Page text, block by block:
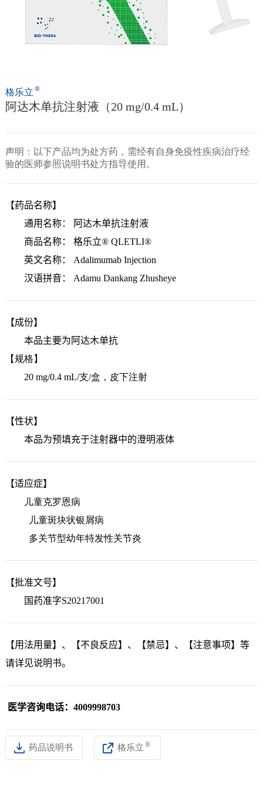
格乐立 ®
阿达木单抗注射液（20 mg/0.4 mL）
声明：以下产品均为处方药，需经有自身免疫性疾病治疗经
验的医师参照说明书处方指导使用。
【药品名称】
通用名称：
阿达木单抗注射液
商品名称：
格乐立® QLETLI®
英文名称： Adalimumab Injection
汉语拼音： Adamu Dankang Zhusheye
【成份】
本品主要为阿达木单抗
【规格】
20 mg/0.4 mL/支/盒，皮下注射
【性状】
本品为预填充于注射器中的澄明液体
【适应症】
儿童克罗恩病
儿童斑块状银屑病
多关节型幼年特发性关节炎
【批准文号】
国药准字S20217001
【用法用量】、【不良反应】、【禁忌】、【注意事项】等
请详见说明书。
医学咨询电话： 4009998703
药品说明书 格乐立 ®